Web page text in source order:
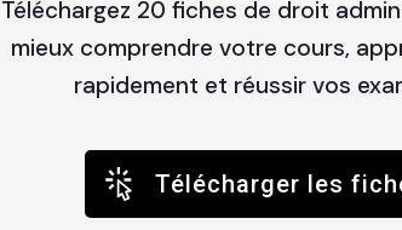
Téléchargez 20 fiches de droit
mieux comprendre votre cours,
rapidement et réussir vos
Télécharger les